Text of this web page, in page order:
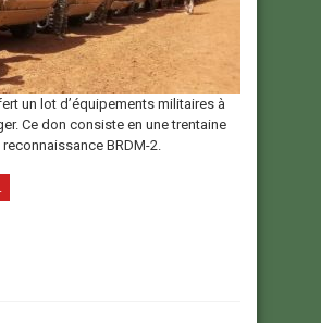
un lot d’équipements militaires à
Ce don consiste en une trentaine
BRDM-2.